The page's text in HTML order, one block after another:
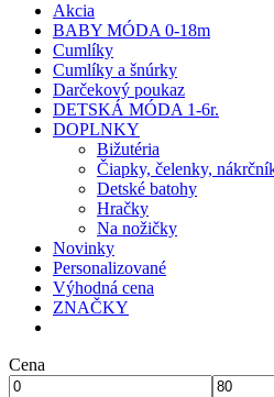
Akcia
BABY MÓDA 0-18m
Cumlíky
Cumlíky a šnúrky
Darčekový poukaz
DETSKÁ MÓDA 1-6r.
DOPLNKY
Bižutéria
Čiapky, čelenky,
Detské batohy
Hračky
Na nožičky
Novinky
Personalizované
Výhodná cena
ZNAČKY
Cena